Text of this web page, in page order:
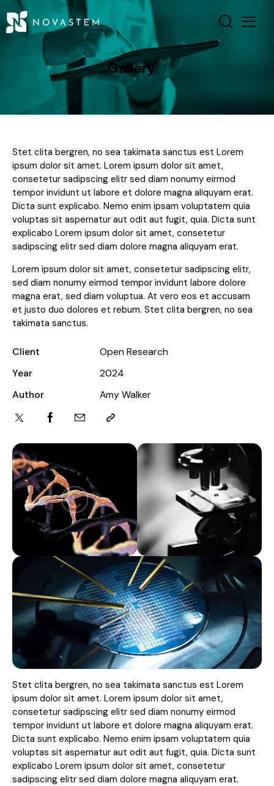
Gallery
Stet clita bergren, no sea takimata sanctus est Lorem
ipsum dolor sit amet. Lorem ipsum dolor sit amet,
consetetur sadipscing elitr sed diam nonumy eirmod
tempor invidunt ut labore et dolore magna aliquyam erat.
Dicta sunt explicabo. Nemo enim ipsam voluptatem quia
voluptas sit aspernatur aut odit aut fugit, quia. Dicta sunt
explicabo Lorem ipsum dolor sit amet, consetetur
sadipscing elitr sed diam dolore magna aliquyam erat.
Lorem ipsum dolor sit amet, consetetur sadipscing elitr,
sed diam nonumy eirmod tempor invidunt labore dolore
magna erat, sed diam voluptua. At vero eos et accusam
et justo duo dolores et rebum. Stet clita bergren, no sea
takimata sanctus.
Client
Open Research
Year
2024
Author
Amy Walker
Stet clita bergren, no sea takimata sanctus est Lorem
ipsum dolor sit amet. Lorem ipsum dolor sit amet,
consetetur sadipscing elitr sed diam nonumy eirmod
tempor invidunt ut labore et dolore magna aliquyam erat.
Dicta sunt explicabo. Nemo enim ipsam voluptatem quia
voluptas sit aspernatur aut odit aut fugit, quia. Dicta sunt
explicabo Lorem ipsum dolor sit amet, consetetur
sadipscing elitr sed diam dolore magna aliquyam erat.